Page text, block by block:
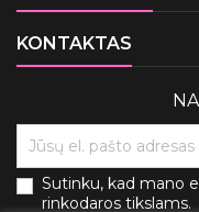
KONTAKTAS
Sutinku, kad mano
rinkodaros tikslams.